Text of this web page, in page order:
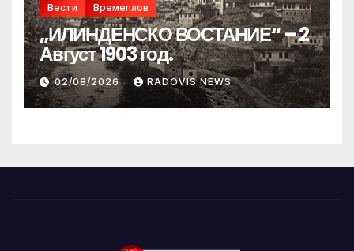
Вести Времеплов
„ИЛИНДЕНСКО ВОСТАНИЕ“ – 2
Август 1903 год.
02/08/2026 RADOVIS NEWS